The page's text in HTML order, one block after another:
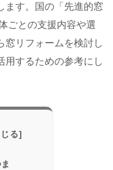
ます。国の「先進的窓
ごとの支援内容や選
窓リフォームを検討し
用するための参考にし